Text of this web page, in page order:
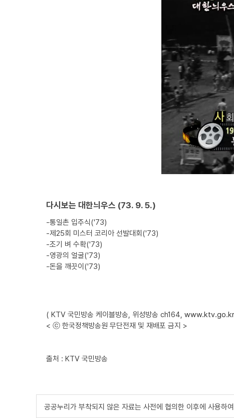
다시보는 대한늬우스 (73. 9. 5.)
-통일촌 입주식('73)
-제25회 미스터 코리아 선발대회('73)
-조기 벼 수확('73)
-영광의 얼굴('73)
-돈을 깨끗이('73)
( KTV 국민방송 케이블방송, 위성방송 ch164, www.ktv.go.kr
< ⓒ 한국정책방송원 무단전재 및 재배포 금지 >
출처 : KTV 국민방송
공공누리가 부착되지 않은 자료는 사전에 협의한 이후에 사용하